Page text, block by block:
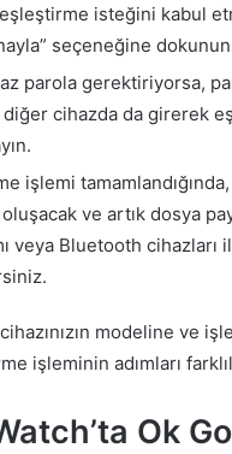
eşleştirme isteğini kabul
seçeneğine
parola gerektiriyorsa,
diğer cihazda da girerek
işlemi
oluşacak ve artık dosya
veya Bluetooth cihazları
modeline ve
işleminin adımları
Ok